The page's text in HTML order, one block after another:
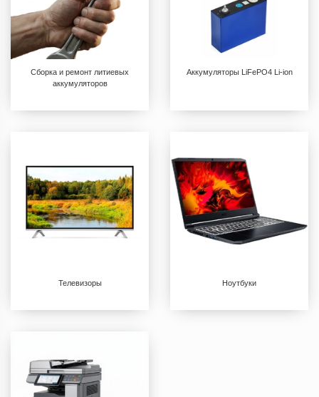
Сборка и ремонт литиевых
аккумуляторов
Аккумуляторы LiFePO4 Li-ion
Телевизоры Ноутбуки